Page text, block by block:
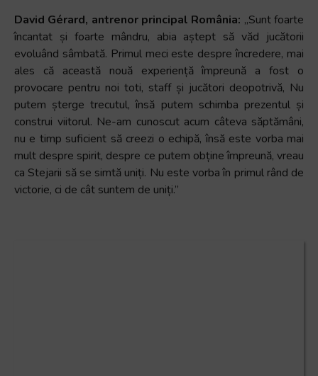
David Gérard, antrenor principal România: „Sunt foarte
încantat și foarte mândru, abia aștept să văd jucătorii
evoluând sâmbată. Primul meci este despre încredere, mai
ales că această nouă experiență împreună a fost o
provocare pentru noi toti, staff și jucători deopotrivă, Nu
putem șterge trecutul, însă putem schimba prezentul și
construi viitorul. Ne-am cunoscut acum câteva săptămâni,
nu e timp suficient să creezi o echipă, însă este vorba mai
mult despre spirit, despre ce putem obține împreună, vreau
ca Stejarii să se simtă uniți. Nu este vorba în primul rând de
victorie, ci de cât suntem de uniți.”